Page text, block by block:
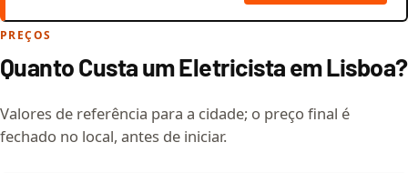
PREÇOS
Quanto Custa um Eletricista em Lisboa?
Valores de referência para a cidade; o preço final é
fechado no local, antes de iniciar.